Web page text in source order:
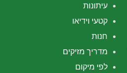
עיתונות
קטעי וידיאו
חנות
מדריך מזיקים
לפי מיקום